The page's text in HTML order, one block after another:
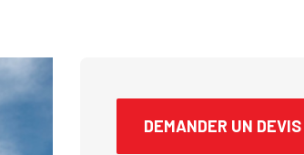
DEMANDER UN DEVIS